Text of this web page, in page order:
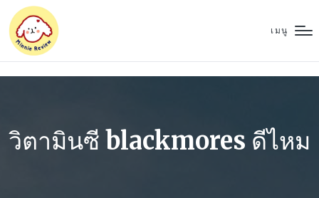
เมนู
วิตามินซี blackmores ดีไหม